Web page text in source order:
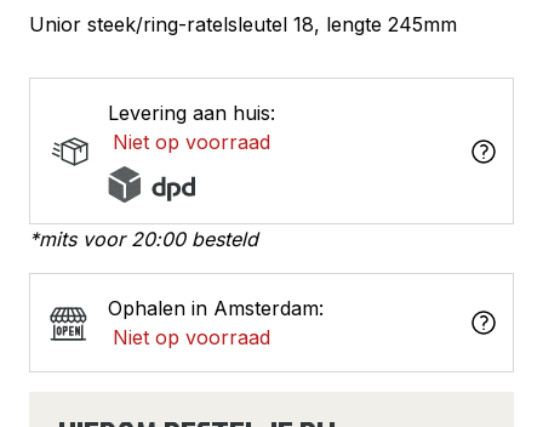
Unior steek/ring-ratelsleutel 18, lengte 245mm
Levering aan huis:
Niet op voorraad
*mits voor 20:00 besteld
Ophalen in Amsterdam:
Niet op voorraad